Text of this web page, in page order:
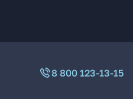
8 800 123-13-15